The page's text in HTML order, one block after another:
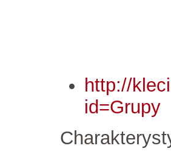
http://
id=Grupy